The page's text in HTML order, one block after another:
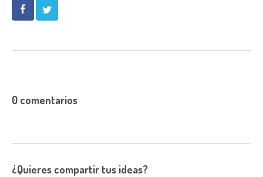
0 comentarios
¿Quieres compartir tus ideas?